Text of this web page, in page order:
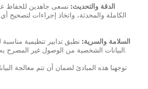
الدقة والتحديث: نسعى جاهدين للحفاظ
الكاملة والمحدثة، واتخاذ إجراءات لتصحيح
السلامة والسرية: نطبق تدابير تنظيمية
البيانات الشخصية من الوصول غير المصرح به أو الكشف أو التغيير.
توجهنا هذه المبادئ لضمان أن تتم معالجة